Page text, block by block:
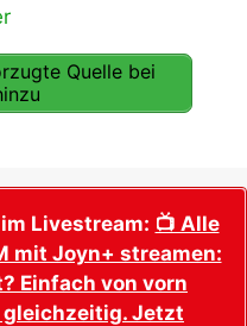
Quelle bei
Livestream: 📺 Alle
mit Joyn+ streamen:
Einfach von vorn
Jetzt